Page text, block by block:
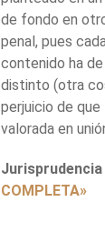
de fondo en
penal, pues
contenido ha
distinto (otra
perjuicio de
valorada en
COMPLETA»